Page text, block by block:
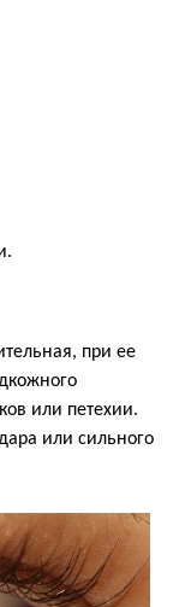
при ее
или петехии.
или сильного